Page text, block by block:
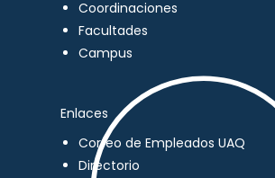
Coordinaciones
Facultades
Campus
Enlaces
Correo de Empleados UAQ
Directorio